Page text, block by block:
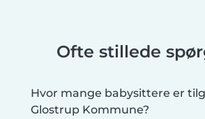
Ofte stillede
Hvor mange babysittere er
Glostrup Kommune?